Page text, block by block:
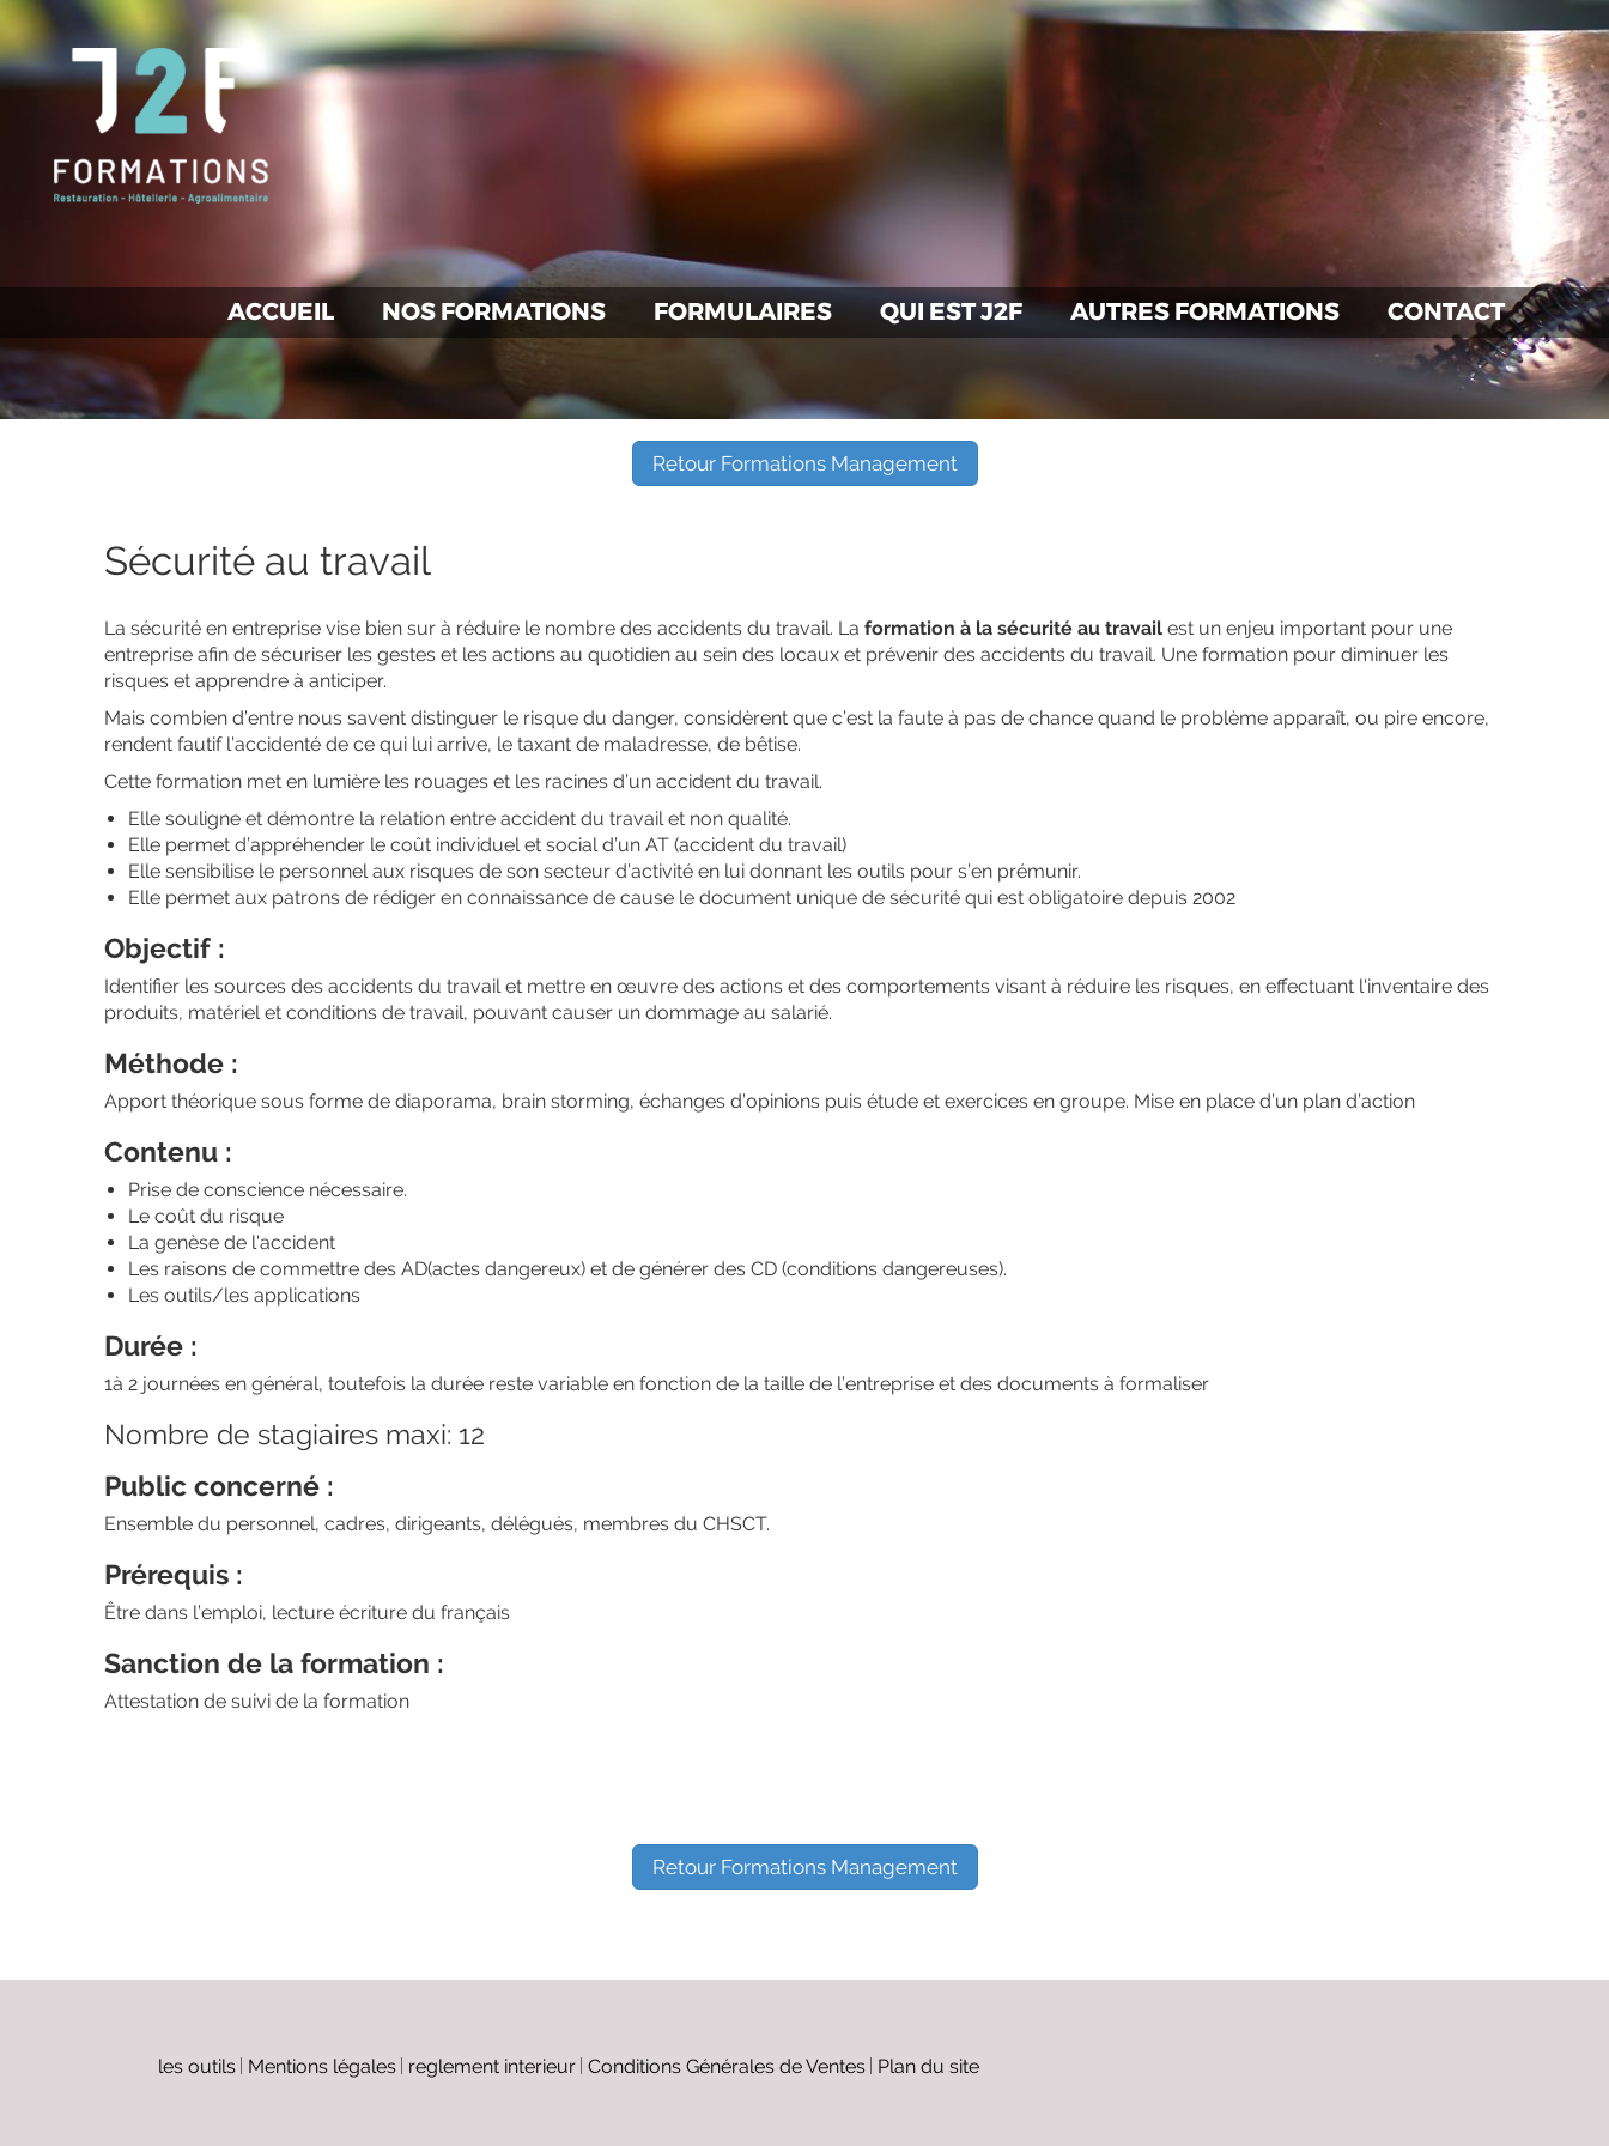
ACCUEIL NOS FORMATIONS FORMULAIRES QUI EST J2F AUTRES FORMATIONS CONTACT
Retour Formations Management
Sécurité au travail
La sécurité en entreprise vise bien sur à réduire le nombre des accidents du travail. La formation à la sécurité au travail est un enjeu important pour une
entreprise afin de sécuriser les gestes et les actions au quotidien au sein des locaux et prévenir des accidents du travail. Une formation pour diminuer les
risques et apprendre à anticiper.
Mais combien d’entre nous savent distinguer le risque du danger, considèrent que c’est la faute à pas de chance quand le problème apparaît, ou pire encore,
rendent fautif l’accidenté de ce qui lui arrive, le taxant de maladresse, de bêtise.
Cette formation met en lumière les rouages et les racines d’un accident du travail.
Elle souligne et démontre la relation entre accident du travail et non qualité.
Elle permet d’appréhender le coût individuel et social d’un AT (accident du travail)
Elle sensibilise le personnel aux risques de son secteur d’activité en lui donnant les outils pour s’en prémunir.
Elle permet aux patrons de rédiger en connaissance de cause le document unique de sécurité qui est obligatoire depuis 2002
Objectif :
Identifier les sources des accidents du travail et mettre en œuvre des actions et des comportements visant à réduire les risques, en effectuant l'inventaire des
produits, matériel et conditions de travail, pouvant causer un dommage au salarié.
Méthode :
Apport théorique sous forme de diaporama, brain storming, échanges d’opinions puis étude et exercices en groupe. Mise en place d’un plan d’action
Contenu :
Prise de conscience nécessaire.
Le coût du risque
La genèse de l'accident
Les raisons de commettre des AD(actes dangereux) et de générer des CD (conditions dangereuses).
Les outils/les applications
Durée :
1à 2 journées en général, toutefois la durée reste variable en fonction de la taille de l’entreprise et des documents à formaliser
Nombre de stagiaires maxi: 12
Public concerné :
Ensemble du personnel, cadres, dirigeants, délégués, membres du CHSCT.
Prérequis :
Être dans l’emploi, lecture écriture du français
Sanction de la formation :
Attestation de suivi de la formation
Retour Formations Management
les outils Mentions légales reglement interieur Conditions Générales de Ventes Plan du site